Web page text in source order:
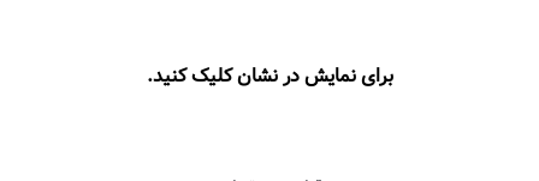
برای نمایش در نشان کلیک کنید.